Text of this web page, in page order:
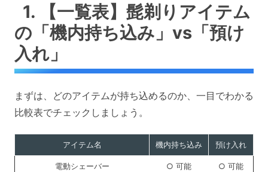
1. 【一覧表】髭剃りアイテム
の「機内持ち込み」vs「預け
入れ」
まずは、どのアイテムが持ち込めるのか、一目でわかる
比較表でチェックしましょう。
アイテム名 機内持ち込み 預け入れ
電動シェーバー ○ 可能 ○ 可能